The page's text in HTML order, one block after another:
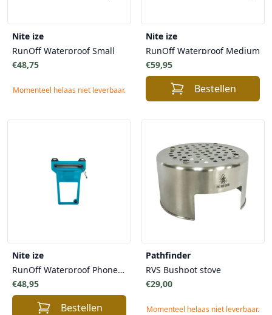
Nite ize
RunOff Waterproof Small
€48,75
Momenteel helaas niet leverbaar.
Nite ize
RunOff Waterproof Medium
€59,95
Bestellen
Nite ize
RunOff Waterproof Phone Pouch – Waterdichte Pouch Smartphone Etui TRU zip en Touchscreen Functionaliteit - Smartphone Opbergen
€48,95
Bestellen
Pathfinder
RVS Bushpot stove
€29,00
Momenteel helaas niet leverbaar.